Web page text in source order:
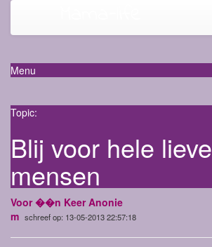
Menu
Topic:
Blij voor hele lieve
mensen
Voor ��n Keer Anonie
m schreef op: 13-05-2013 22:57:18